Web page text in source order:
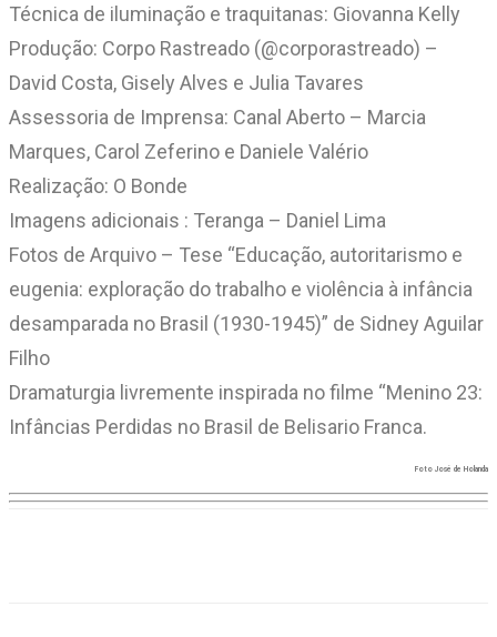
Técnica de iluminação e traquitanas: Giovanna Kelly
Produção: Corpo Rastreado (@corporastreado) –
David Costa, Gisely Alves e Julia Tavares
Assessoria de Imprensa: Canal Aberto – Marcia
Marques, Carol Zeferino e Daniele Valério
Realização: O Bonde
Imagens adicionais : Teranga – Daniel Lima
Fotos de Arquivo – Tese “Educação, autoritarismo e
eugenia: exploração do trabalho e violência à infância
desamparada no Brasil (1930-1945)” de Sidney Aguilar
Filho
Dramaturgia livremente inspirada no filme “Menino 23:
Infâncias Perdidas no Brasil de Belisario Franca.
Foto José de Holanda